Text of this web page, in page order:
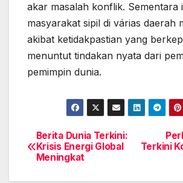
akar masalah konflik. Sementara
masyarakat sipil di várias daerah
akibat ketidakpastian yang
menuntut tindakan nyata dari
pemimpin dunia.
Post
navigation
Terkini
Berita Dunia Terkini:
Krisis Energi Global
Meningkat